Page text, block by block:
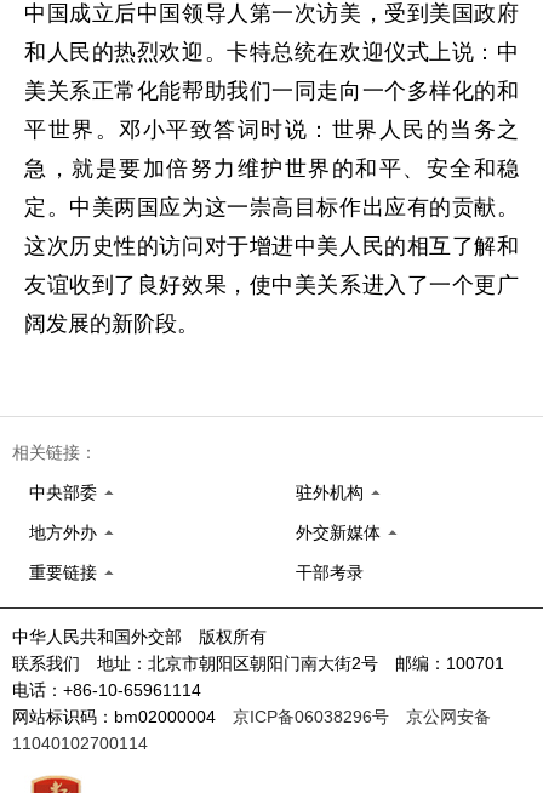
中国成立后中国领导人第一次访美，受到美国政府
和人民的热烈欢迎。卡特总统在欢迎仪式上说：中
美关系正常化能帮助我们一同走向一个多样化的和
平世界。邓小平致答词时说：世界人民的当务之
急，就是要加倍努力维护世界的和平、安全和稳
定。中美两国应为这一崇高目标作出应有的贡献。
这次历史性的访问对于增进中美人民的相互了解和
友谊收到了良好效果，使中美关系进入了一个更广
阔发展的新阶段。
相关链接：
中央部委 驻外机构
地方外办 外交新媒体
重要链接 干部考录
中华人民共和国外交部 版权所有
联系我们 地址：北京市朝阳区朝阳门南大街2号 邮编：100701
电话：+86-10-65961114
网站标识码：bm02000004 京ICP备06038296号
京公网安备
11040102700114